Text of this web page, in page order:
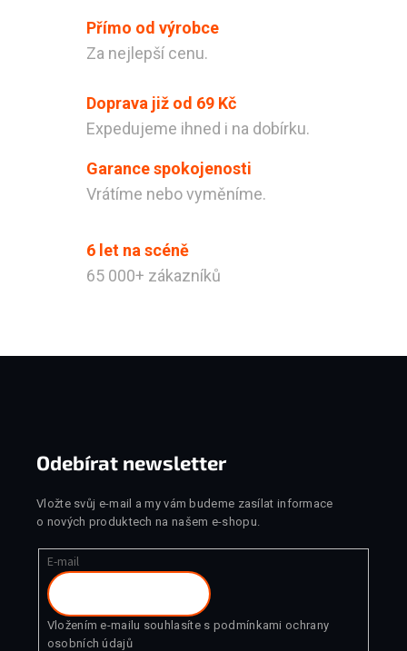
Přímo od výrobce
Za nejlepší cenu.
Doprava již od 69 Kč
Expedujeme ihned i na dobírku.
Garance spokojenosti
Vrátíme nebo vyměníme.
6 let na scéně
65 000+ zákazníků
Odebírat newsletter
Vložte svůj e-mail a my vám budeme zasílat informace
o nových produktech na našem e-shopu.
E-mail
Vložením e-mailu souhlasíte s podmínkami ochrany
osobních údajů
Powered by chaterimo